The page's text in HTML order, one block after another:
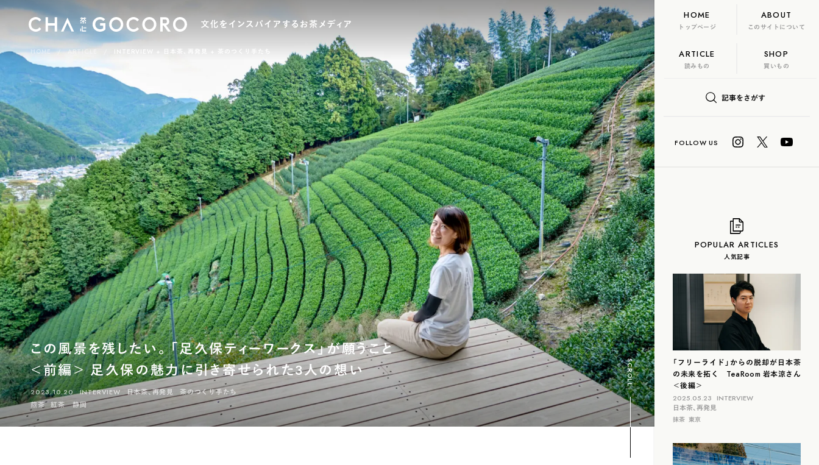
伊藤園 GASATANG×ITO EN UNIFLAME
T-shirt Ocha SURU? ORIGINAL TOOL
ワードでさがす
カテゴリでさがす INTERVIEW CHAGOCORO TALK イベント 日本茶、再発見
茶と器 茶と食 茶のつくり手たち Ocha SURU? Lab.
PAUSE & INSPIRE ファーストプレイスで、お茶を COLUMN
COLOURS BY CHAGOCORO
お茶でさがす 煎茶 萎凋茶 発酵茶 ほうじ茶 紅茶 玄米茶
ブレンドティー 釜炒り茶 番茶 台湾茶 抹茶 ハーブティー
白葉茶 玉露 茎茶 碾茶 中国茶 粉茶 白茶 烏龍茶
ミルクティー かぶせ茶 茶外茶 ダージリン
場所でさがす 長野 埼玉 大阪 千葉 静岡 東京 滋賀 北海道
新潟 神奈川 群馬 茨城 栃木 熊本 島根 福岡
岐阜 愛知 三重 鹿児島 長崎 京都 山梨 石川
香川 岡山 広島
HOME ARTICLE INTERVIEW 日本茶、再発見 茶のつくり手たち
この風景を残したい。「足久保ティーワークス」が願うこと
＜前編＞ 足久保の魅力に引き寄せられた3人の想い
2023.10.20 INTERVIEW 日本茶、再発見
茶のつくり手たち
煎茶 紅茶 静岡
SCROLL
HOME
トップページ
ABOUT
このサイトについて
ARTICLE
読みもの
SHOP
買いもの
記事をさがす
POPULAR ARTICLES
人気記事
「フリーライド」からの脱却が日本茶
の未来を拓く TeaRoom 岩本涼さん
＜後編＞
2025.05.23 INTERVIEW
日本茶、再発見
抹茶 東京